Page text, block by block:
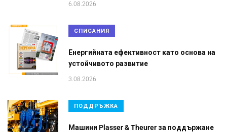
6.08.2026
СПИСАНИЯ
Енергийната ефективност като основа на
устойчивото развитие
3.08.2026
ПОДДРЪЖКА
Машини Plasser & Theurer за поддържане